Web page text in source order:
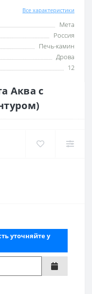
Все характеристики
Мета
Россия
Печь-камин
Дрова
12
Аква с
уточняйте у